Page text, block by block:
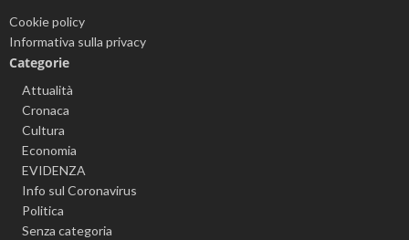
Cookie policy
Informativa sulla privacy
Categorie
Attualità
Cronaca
Cultura
Economia
EVIDENZA
Info sul Coronavirus
Politica
Senza categoria